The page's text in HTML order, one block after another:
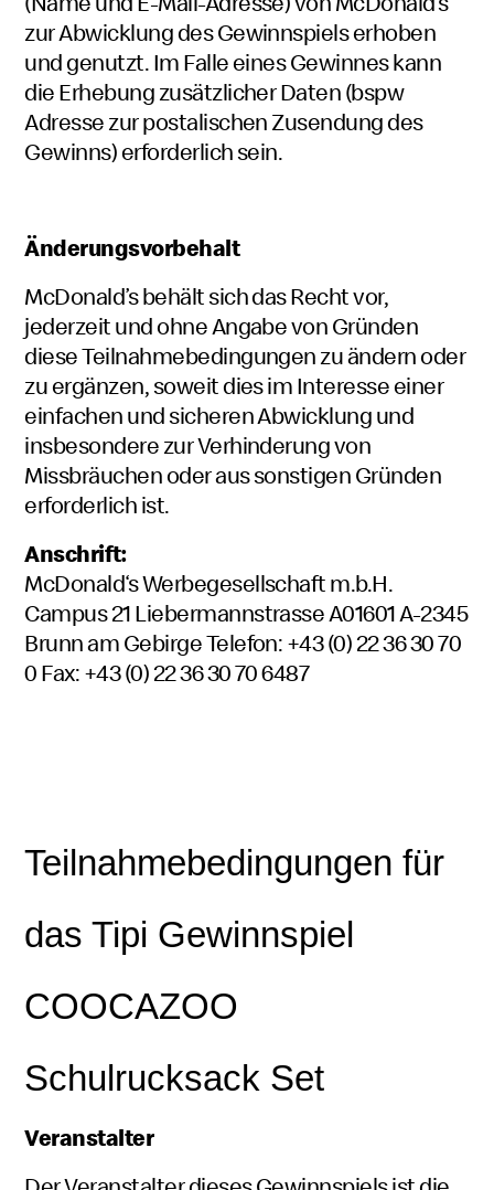
zur Abwicklung des Gewinnspiels erhoben
und genutzt. Im Falle eines Gewinnes kann
die Erhebung zusätzlicher Daten (bspw
Adresse zur postalischen Zusendung des
Gewinns) erforderlich sein.
Änderungsvorbehalt
McDonald’s behält sich das Recht vor,
jederzeit und ohne Angabe von Gründen
diese Teilnahmebedingungen zu ändern oder
zu ergänzen, soweit dies im Interesse einer
einfachen und sicheren Abwicklung und
insbesondere zur Verhinderung von
Missbräuchen oder aus sonstigen Gründen
erforderlich ist.
Anschrift:
McDonald‘s Werbegesellschaft m.b.H.
Campus 21 Liebermannstrasse A01601 A-2345
Brunn am Gebirge Telefon: +43 (0) 22 36 30 70
0 Fax: +43 (0) 22 36 30 70 6487
Teilnahmebedingungen für
das Tipi Gewinnspiel
COOCAZOO
Schulrucksack Set
Veranstalter